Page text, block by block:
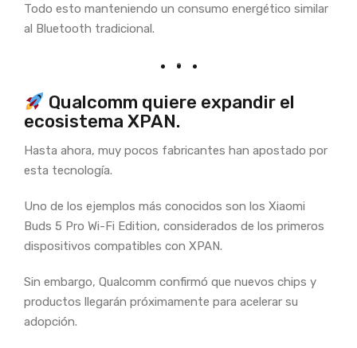
Todo esto manteniendo un consumo energético similar
al Bluetooth tradicional.
Qualcomm quiere expandir el
ecosistema XPAN.
Hasta ahora, muy pocos fabricantes han apostado por
esta tecnología.
Uno de los ejemplos más conocidos son los Xiaomi
Buds 5 Pro Wi-Fi Edition, considerados de los primeros
dispositivos compatibles con XPAN.
Sin embargo, Qualcomm confirmó que nuevos chips y
productos llegarán próximamente para acelerar su
adopción.